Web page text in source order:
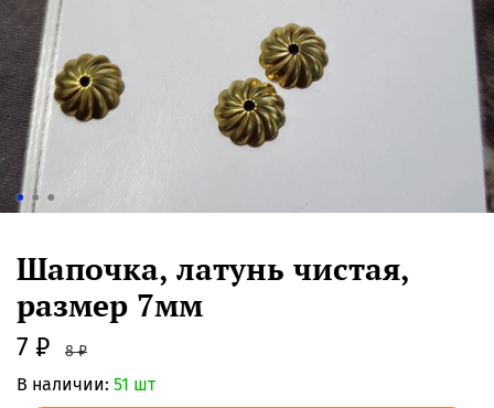
Шапочка, латунь чистая,
размер 7мм
7 ₽ 8 ₽
В наличии: 51 шт